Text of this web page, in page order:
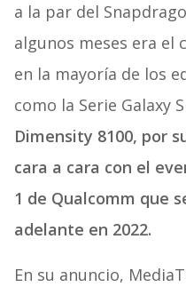
a la par del
algunos meses era el
en la mayoría de los
como la Serie Galaxy
Dimensity 8100, por
cara a cara con el
1 de Qualcomm que
adelante en 2022.
En su anuncio,